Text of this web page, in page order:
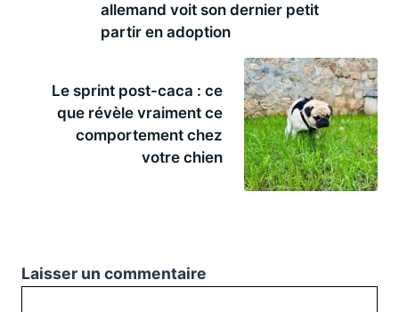
allemand voit son dernier petit
partir en adoption
Le sprint post-caca : ce
que révèle vraiment ce
comportement chez
votre chien
Laisser un commentaire